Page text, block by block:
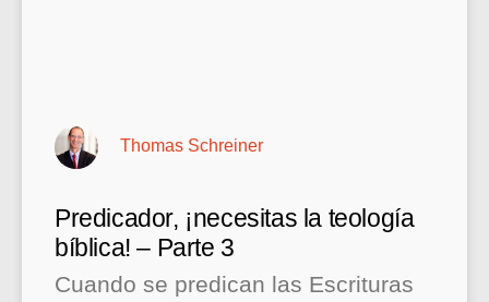
Predicador, ¡necesitas la teología
bíblica! – Parte 3
Cuando se predican las Escrituras
Thomas Schreiner